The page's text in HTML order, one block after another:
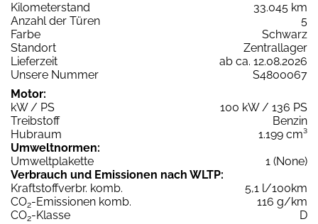
Kilometerstand
33.045 km
Anzahl der Türen
5
Farbe
Schwarz
Standort
Zentrallager
Lieferzeit
ab ca. 12.08.2026
Unsere Nummer
S4800067
Motor:
kW / PS
100 kW / 136 PS
Treibstoff
Benzin
Hubraum
1.199 cm³
Umweltnormen:
Umweltplakette
1 (None)
Verbrauch und Emissionen nach WLTP:
Kraftstoffverbr. komb.
5,1 l/100km
CO2-Emissionen komb.
116 g/km
CO2-Klasse
D